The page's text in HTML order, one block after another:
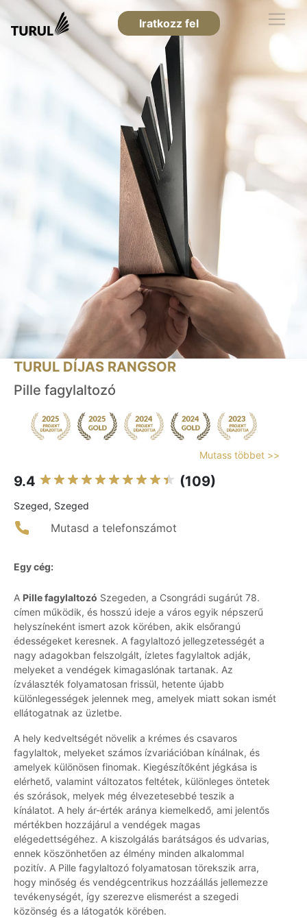
Iratkozz fel
TURUL DÍJAS RANGSOR
Pille fagylaltozó
Mutass többet >>
9.4 (109)
Szeged, Szeged
Mutasd a telefonszámot
Egy cég:
A Pille fagylaltozó Szegeden, a Csongrádi sugárút 78.
címen működik, és hosszú ideje a város egyik népszerű
helyszíneként ismert azok körében, akik elsőrangú
édességeket keresnek. A fagylaltozó jellegzetességét a
nagy adagokban felszolgált, ízletes fagylaltok adják,
melyeket a vendégek kimagaslónak tartanak. Az
ízválaszték folyamatosan frissül, hetente újabb
különlegességek jelennek meg, amelyek miatt sokan ismét
ellátogatnak az üzletbe.
A hely kedveltségét növelik a krémes és csavaros
fagylaltok, melyeket számos ízvariációban kínálnak, és
amelyek különösen finomak. Kiegészítőként jégkása is
elérhető, valamint változatos feltétek, különleges öntetek
és szórások, melyek még élvezetesebbé teszik a
kínálatot. A hely ár-érték aránya kiemelkedő, ami jelentős
mértékben hozzájárul a vendégek magas
elégedettségéhez. A kiszolgálás barátságos és udvarias,
ennek köszönhetően az élmény minden alkalommal
pozitív. A Pille fagylaltozó folyamatosan törekszik arra,
hogy minőség és vendégcentrikus hozzáállás jellemezze
tevékenységét, így szerezve elismerést a szegedi
közönség és a látogatók körében.